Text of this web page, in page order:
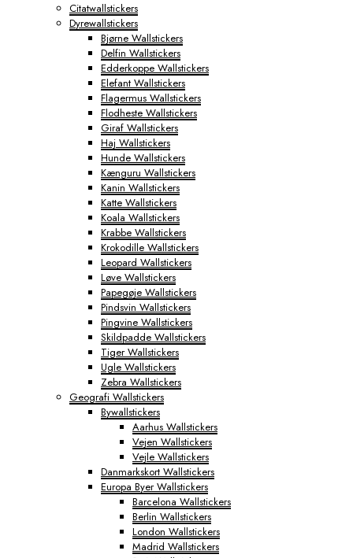
Citatwallstickers
Dyrewallstickers
Bjørne Wallstickers
Delfin Wallstickers
Edderkoppe Wallstickers
Elefant Wallstickers
Flagermus Wallstickers
Flodheste Wallstickers
Giraf Wallstickers
Haj Wallstickers
Hunde Wallstickers
Kænguru Wallstickers
Kanin Wallstickers
Katte Wallstickers
Koala Wallstickers
Krabbe Wallstickers
Krokodille Wallstickers
Leopard Wallstickers
Løve Wallstickers
Papegøje Wallstickers
Pindsvin Wallstickers
Pingvine Wallstickers
Skildpadde Wallstickers
Tiger Wallstickers
Ugle Wallstickers
Zebra Wallstickers
Geografi Wallstickers
Bywallstickers
Aarhus Wallstickers
Vejen Wallstickers
Vejle Wallstickers
Danmarkskort Wallstickers
Europa Byer Wallstickers
Barcelona Wallstickers
Berlin Wallstickers
London Wallstickers
Madrid Wallstickers